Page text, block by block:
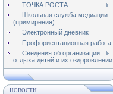
ТОЧКА РОСТА
Школьная служба медиации
(примирения)
Электронный дневник
Профориентационная работа
Сведения об организации
отдыха детей и их оздоровлении
НОВОСТИ